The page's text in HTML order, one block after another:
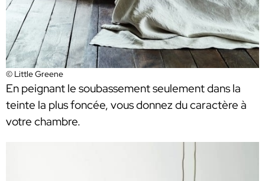
© Little Greene
En peignant le soubassement seulement dans la
teinte la plus foncée, vous donnez du caractère à
votre chambre.